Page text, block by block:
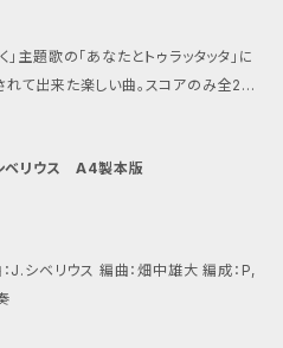
」主題歌の「あなたとトゥラッタッタ」に
れて出来た楽しい曲。スコアのみ全2ペ
ベリウス A4製本版
J.シベリウス 編曲：畑中雄大 編成：P,